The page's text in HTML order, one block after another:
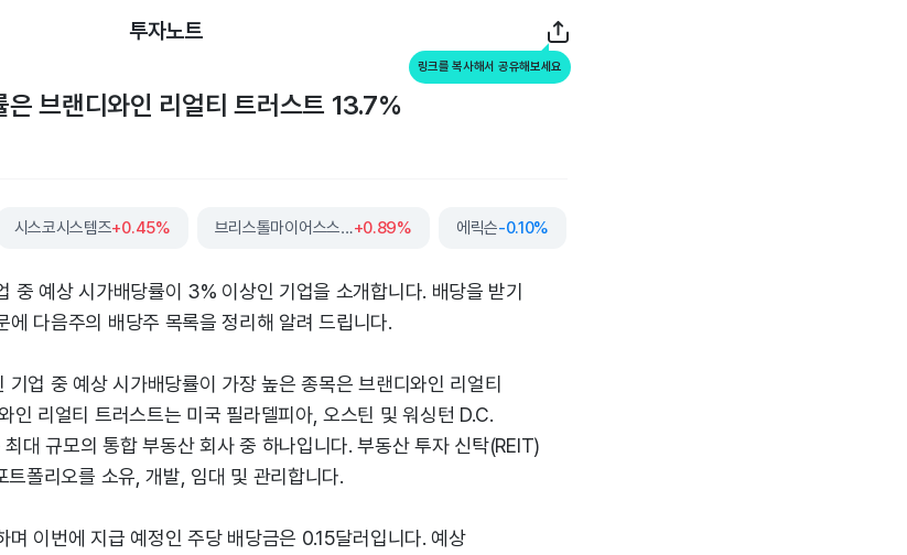
투자노트
링크를 복사해서 공유해보세요
브랜디와인 리얼티 트러스트 13.7%
시스코시스템즈+0.45% 브리스톨마이어스스큅+0.89% 에릭슨-0.10%
중 예상 시가배당률이 3% 이상인 기업을 소개합니다. 배당을 받기
에 다음주의 배당주 목록을 정리해 알려 드립니다.
업 중 예상 시가배당률이 가장 높은 종목은 브랜디와인 리얼티
인 리얼티 트러스트는 미국 필라델피아, 오스틴 및 워싱턴 D.C.
대 규모의 통합 부동산 회사 중 하나입니다. 부동산 투자 신탁(REIT)
폴리오를 소유, 개발, 임대 및 관리합니다.
며 이번에 지급 예정인 주당 배당금은 0.15달러입니다. 예상